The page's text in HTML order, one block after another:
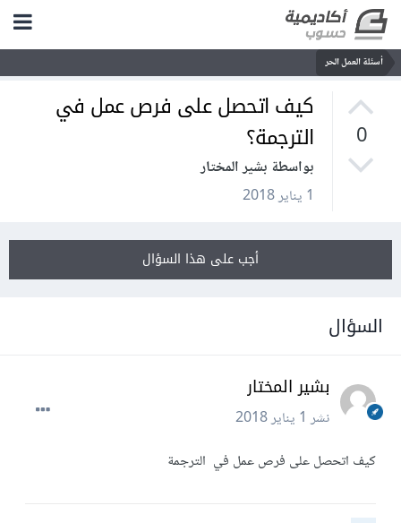
أسئلة العمل الحر
0
كيف اتحصل على فرص عمل في
الترجمة؟
بواسطة بشير المختار
1 يناير 2018
أجب على هذا السؤال
السؤال
بشير المختار
نشر1 يناير 2018
كيف اتحصل على فرص عمل في الترجمة